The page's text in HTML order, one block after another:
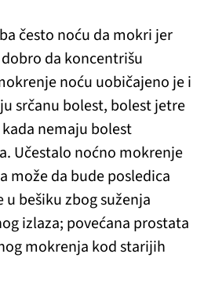
često noću da mokri jer
da koncentrišu
noću uobičajeno je i
srčanu bolest, bolest jetre
nemaju bolest
Učestalo noćno mokrenje
može da bude posledica
bešiku zbog suženja
izlaza; povećana prostata
mokrenja kod starijih